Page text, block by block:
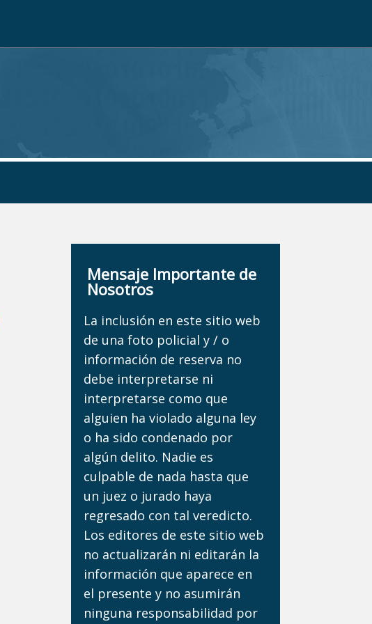
Mensaje Importante de
Nosotros
La inclusión en este sitio web
de una foto policial y / o
información de reserva no
debe interpretarse ni
interpretarse como que
alguien ha violado alguna ley
o ha sido condenado por
algún delito. Nadie es
culpable de nada hasta que
un juez o jurado haya
regresado con tal veredicto.
Los editores de este sitio web
no actualizarán ni editarán la
información que aparece en
el presente y no asumirán
ninguna responsabilidad por